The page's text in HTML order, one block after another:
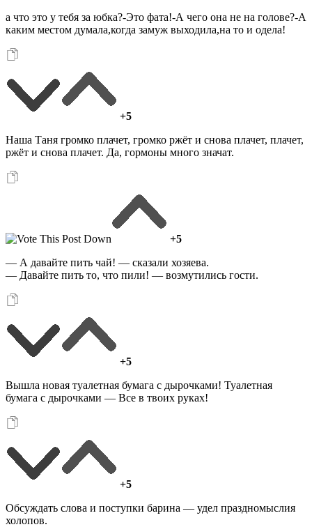
а что это у тебя за юбка?-Это фата!-А чего она не на голове?-А
каким местом думала,когда замуж выходила,на то и одела!
+5
Наша Таня громко плачет, громко ржёт и снова плачет, плачет,
ржёт и снова плачет. Да, гормоны много значат.
+5
— А давайте пить чай! — сказали хозяева.
— Давайте пить то, что пили! — возмутились гости.
+5
Вышла новая туалетная бумага с дырочками! Туалетная
бумага с дырочками — Все в твоих руках!
+5
Обсуждать слова и поступки барина — удел праздномыслия
холопов.